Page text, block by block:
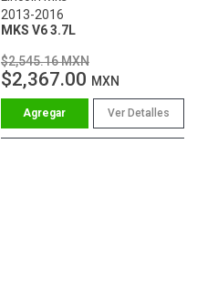
2013-2016
MKS V6 3.7L
$2,545.16 MXN
$2,367.00 MXN
Ver Detalles